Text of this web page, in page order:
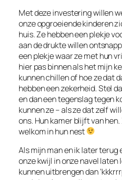
Met deze investering willen
onze opgroeiende kinderen
huis. Ze hebben een plekje
aan de drukte willen
een plekje waar ze met hun
hier pas binnen als het mijn
kunnen chillen of hoe ze dat
hebben een zekerheid. Stel
en dan een tegenslag tegen
kunnen ze – als ze dat zelf
ons. Hun kamer blijft van
welkom in hun nest
Als mijn man en ik later terug
onze kwijl in onze navel laten
kunnen uitbrengen dan